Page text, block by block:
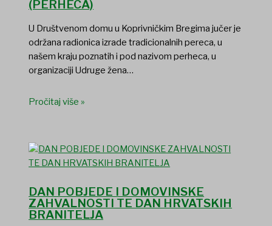
(PERHECA)
U Društvenom domu u Koprivničkim Bregima jučer je
održana radionica izrade tradicionalnih pereca, u
našem kraju poznatih i pod nazivom perheca, u
organizaciji Udruge žena…
Pročitaj više »
DAN POBJEDE I DOMOVINSKE
ZAHVALNOSTI TE DAN HRVATSKIH
BRANITELJA